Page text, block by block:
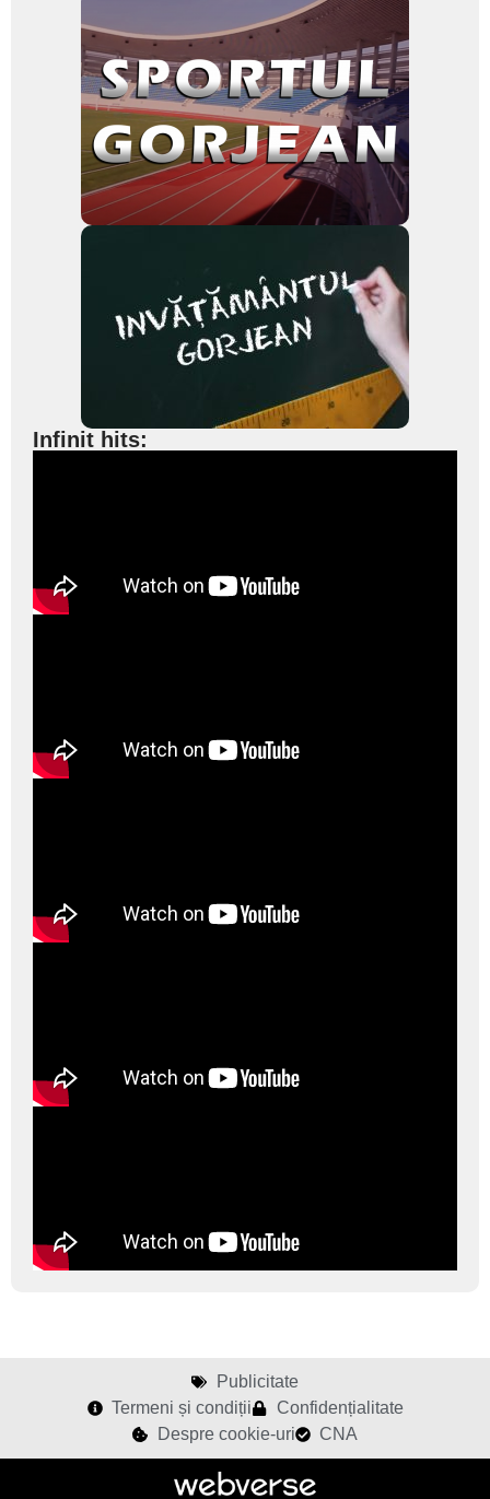
Infinit hits:
Publicitate
Termeni și condiții
Confidențialitate
Despre cookie-uri
CNA